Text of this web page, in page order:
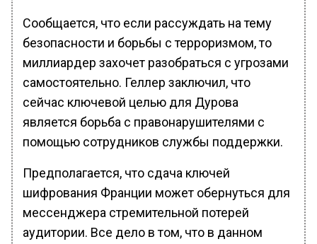
Сообщается, что если рассуждать на тему
безопасности и борьбы с терроризмом, то
миллиардер захочет разобраться с угрозами
самостоятельно. Геллер заключил, что
сейчас ключевой целью для Дурова
является борьба с правонарушителями с
помощью сотрудников службы поддержки.
Предполагается, что сдача ключей
шифрования Франции может обернуться для
мессенджера стремительной потерей
аудитории. Все дело в том, что в данном